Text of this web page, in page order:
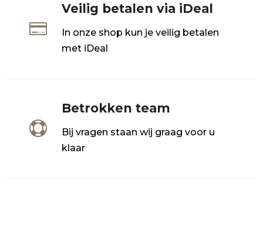

Veilig betalen via iDeal
In onze shop kun je veilig betalen
met iDeal

Betrokken team
Bij vragen staan wij graag voor u
klaar